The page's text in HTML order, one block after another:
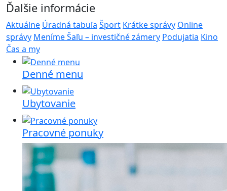
Ďalšie informácie
Aktuálne Úradná tabuľa Šport Krátke správy Online
správy Meníme Šaľu – investičné zámery Podujatia Kino
Čas a my
Denné menu
Ubytovanie
Pracovné ponuky